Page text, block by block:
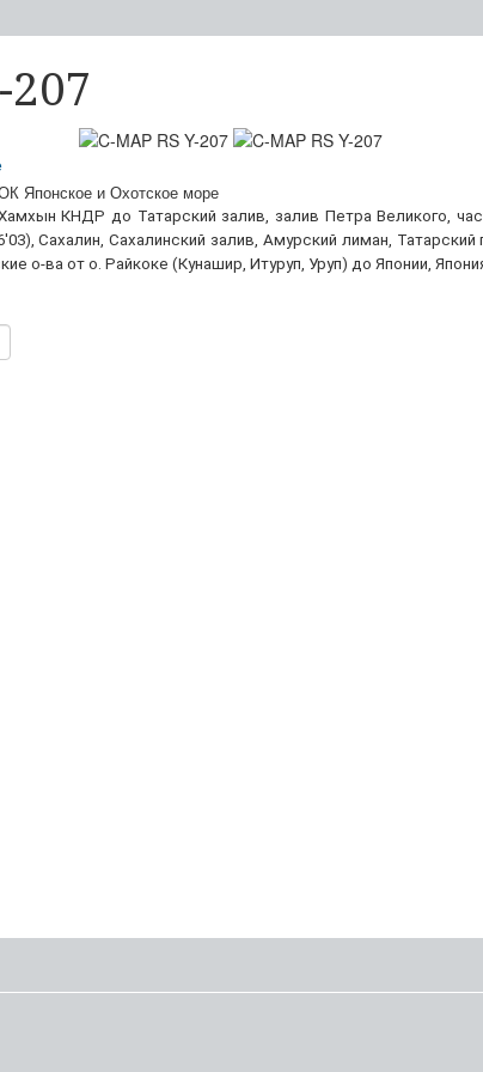
207
Японское и Охотское море
КНДР до Татарский залив, залив Петра Великого,
Сахалин, Сахалинский залив, Амурский лиман,
о-ва от о. Райкоке (Кунашир, Итуруп, Уруп) до Японии,